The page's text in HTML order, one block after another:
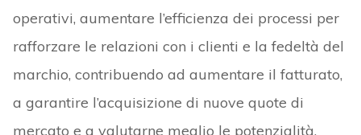
operativi, aumentare l’efficienza dei processi per
rafforzare le relazioni con i clienti e la fedeltà del
marchio, contribuendo ad aumentare il fatturato,
a garantire l’acquisizione di nuove quote di
mercato e a valutarne meglio le potenzialità.